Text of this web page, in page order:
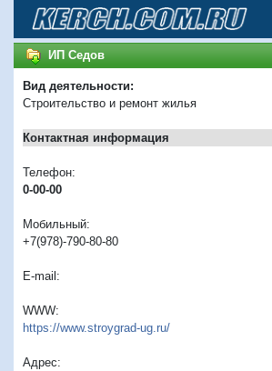
ИП Седов
Вид деятельности:
Строительство и ремонт жилья
Контактная информация
Телефон:
0-00-00
Мобильный:
+7(978)-790-80-80
E-mail:
WWW:
https://www.stroygrad-ug.ru/
Адрес: